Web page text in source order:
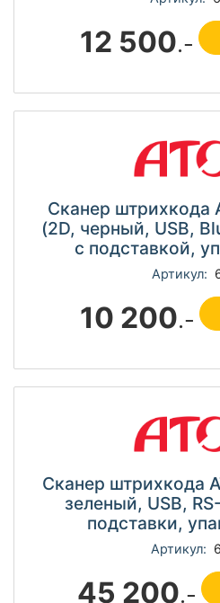
12 500.-
Сканер штрихкода
(2D, черный, USB,
c подставкой,
Артикул:
10 200.-
Сканер штрихкода
зеленый, USB,
подставки,
Артикул:
45 200.-